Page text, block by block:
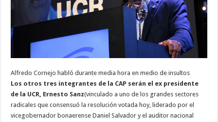
Alfredo Cornejo habló durante media hora en medio de insultos
Los otros tres integrantes de la CAP serán el ex presidente
de la UCR, Ernesto Sanz(vinculado a uno de los grandes sectores
radicales que consensuó la resolución votada hoy, liderado por el
vicegobernador bonaerense Daniel Salvador y el auditor nacional